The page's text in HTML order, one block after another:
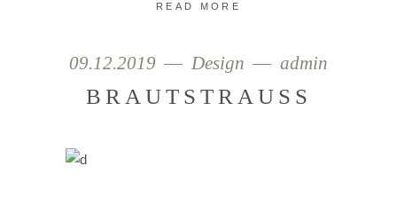
READ MORE
09.12.2019 Design admin
BRAUTSTRAUSS